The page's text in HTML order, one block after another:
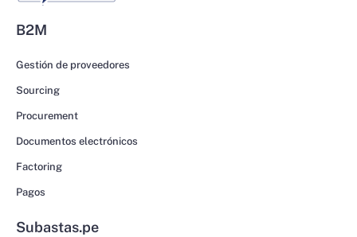
B2M
Gestión de proveedores
Sourcing
Procurement
Documentos electrónicos
Factoring
Pagos
Subastas.pe